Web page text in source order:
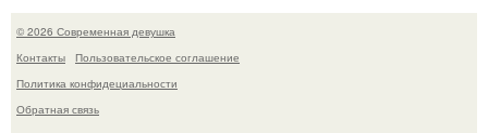
© 2026 Современная девушка
Контакты
Пользовательское соглашение
Политика конфидециальности
Обратная связь